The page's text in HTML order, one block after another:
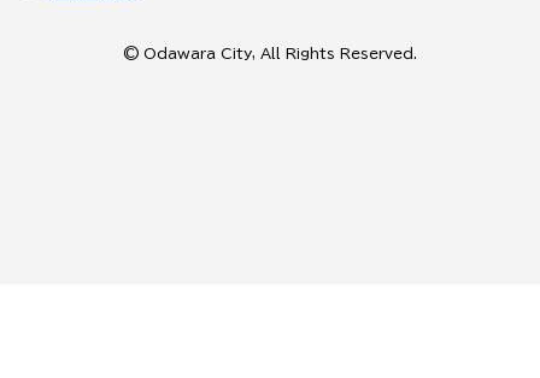
© Odawara City, All Rights Reserved.